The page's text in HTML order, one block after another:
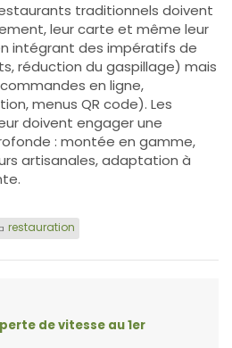
traditionnels doivent
leur carte et même leur
intégrant des impératifs de
réduction du gaspillage) mais
en ligne,
menus QR code). Les
doivent engager une
: montée en gamme,
artisanales, adaptation à
restauration
de vitesse au 1er